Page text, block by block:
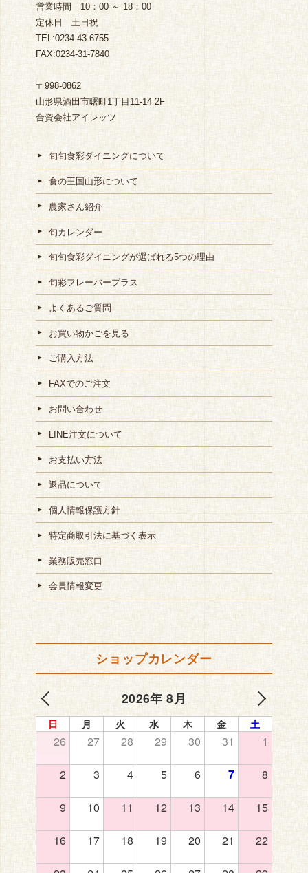
営業時間 10：00 ～ 18：00
定休日 土日祝
TEL:0234-43-6755
FAX:0234-31-7840
〒998-0862
山形県酒田市曙町1丁目11-14 2F
合資会社アイレッツ
旬旬食彩ダイニングについて
食の王国山形について
農家さん紹介
旬カレンダー
旬旬食彩ダイニングが選ばれる5つの理由
旬彩フレーバープラス
よくあるご質問
お買い物かごを見る
ご購入方法
FAXでのご注文
お問い合わせ
LINE注文について
お支払い方法
返品について
個人情報保護方針
特定商取引法に基づく表示
業務販売窓口
会員情報変更
ショップカレンダー
2026年 8月
日 月 火 水 木 金 土
26 27 28 29 30 31 1
2 3 4 5 6 7 8
9 10 11 12 13 14 15
16 17 18 19 20 21 22